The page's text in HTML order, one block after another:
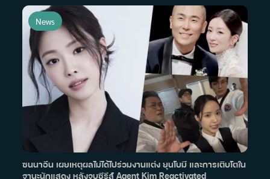
News
ซนนาอึน เผยเหตุผลไม่ได้ไปร่วมงานแต่ง ยุนโบมี และการเติบโตใน
ฐานะนักแสดง หลังจบซีรีส์ Agent Kim Reactivated